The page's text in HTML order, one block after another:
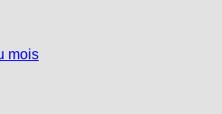
mois